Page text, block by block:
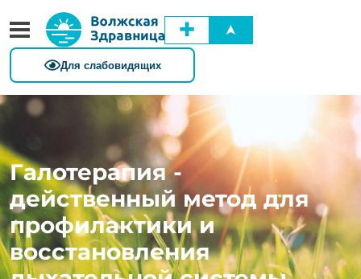
✚ ➤
Галотерапия -
действенный метод для
профилактики и
восстановления